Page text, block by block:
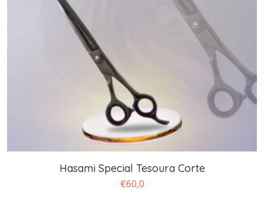
Hasami Special Tesoura Corte
€60,0